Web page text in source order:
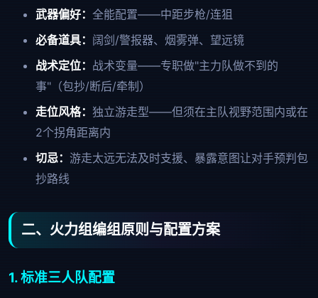
武器偏好： 全能配置——中距步枪/连狙
必备道具： 阔剑/警报器、烟雾弹、望远镜
战术定位： 战术变量——专职做"主力队做不到的
事"（包抄/断后/牵制）
走位风格： 独立游走型——但须在主队视野范围内或在
2个拐角距离内
切忌： 游走太远无法及时支援、暴露意图让对手预判包
抄路线
二、火力组编组原则与配置方案
1. 标准三人队配置